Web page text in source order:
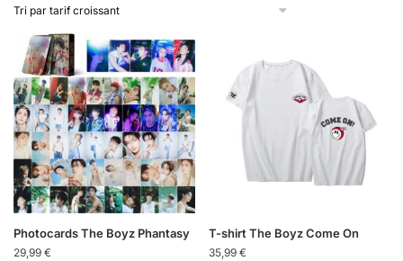
Photocards The Boyz Phantasy
29,99 €
T-shirt The Boyz Come On
35,99 €